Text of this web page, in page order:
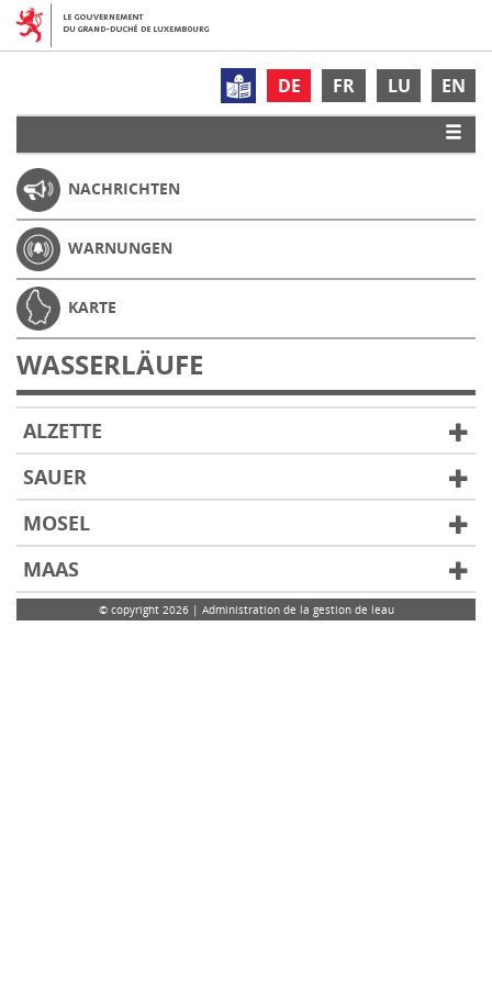
DE FR LU EN
NACHRICHTEN
WARNUNGEN
KARTE
WASSERLÄUFE
ALZETTE
SAUER
MOSEL
MAAS
© copyright 2026 | Administration de la gestion de leau